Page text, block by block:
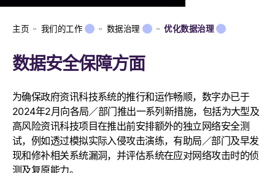
主页 我们的工作 数据治理 优化数据治理
数据安全保障方面
为确保政府资讯科技系统的推行和运作畅顺，数字办已于
2024年2月向各局／部门推出一系列新措施，包括为大型及
高风险资讯科技项目在推出前安排额外的独立网络安全测
试，例如透过模拟实际入侵攻击演练，有助局／部门及早发
现和修补相关系统漏洞，并评估系统在应对网络攻击时的侦
测及复原能力。